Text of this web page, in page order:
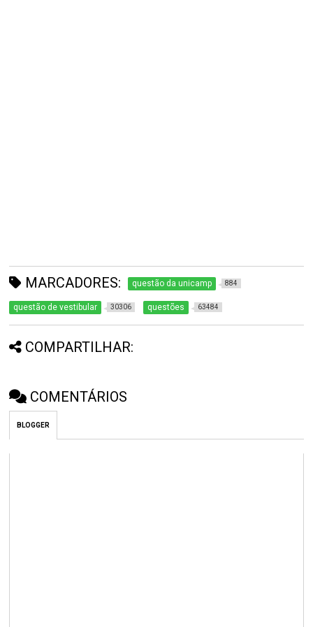
MARCADORES: questão da unicamp 884
questão de vestibular 30306 questões 63484
COMPARTILHAR:
COMENTÁRIOS
BLOGGER